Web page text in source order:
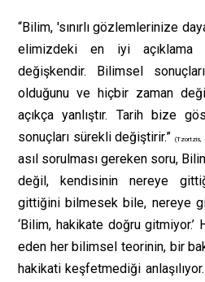
“Bilim, 'sınırlı gözlemlerinize
elimizdeki en iyi açıklama
değişkendir. Bilimsel
olduğunu ve hiçbir zaman
açıkça yanlıştır. Tarih bize
sonuçları sürekli değiştirir.” (Tzortzis,
asıl sorulması gereken soru,
değil, kendisinin nereye
gittiğini bilmesek bile, nereye
‘Bilim, hakikate doğru
eden her bilimsel teorinin, bir
hakikati keşfetmediği